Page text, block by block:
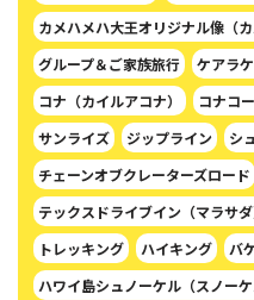
カメハメハ大王オリジナル像（カ
グループ＆ご家族旅行
ケアラ
コナ（カイルアコナ）
コナコ
サンライズ
ジップライン
シ
チェーンオブクレーターズロード
テックスドライブイン（マラサダ
トレッキング
ハイキング
バ
ハワイ島シュノーケル（スノーケ